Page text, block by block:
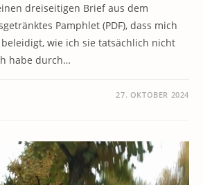
dreiseitigen Brief aus dem
Pamphlet (PDF), dass mich
wie ich sie tatsächlich nicht
habe durch…
27. OKTOBER 2024